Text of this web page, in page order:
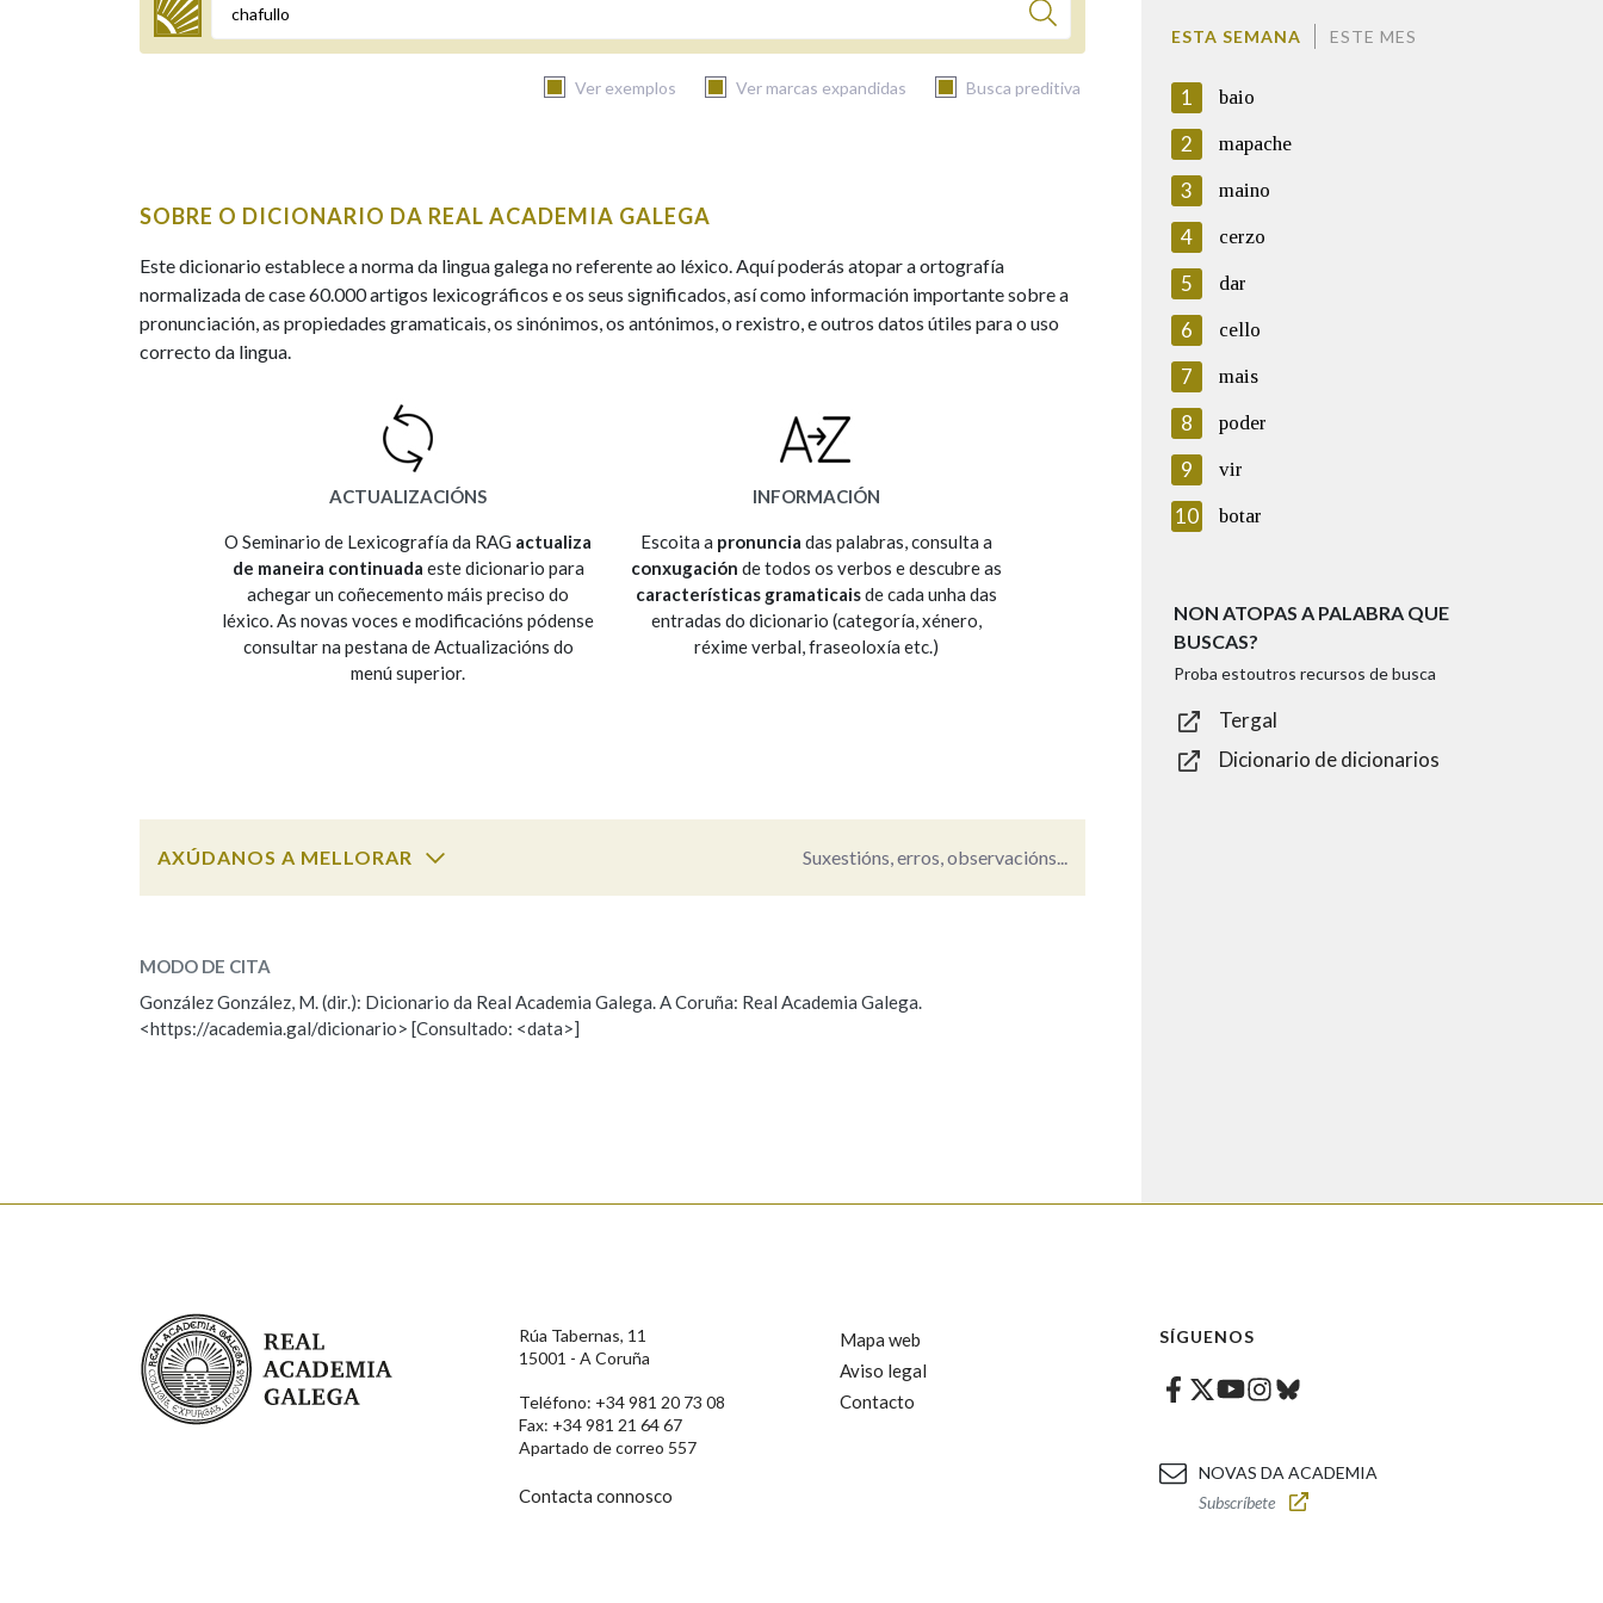
Termo a buscar
Ver exemplos Ver marcas expandidas Busca preditiva
Remata por Nos exemplos
OUTRAS OPCIÓNS DE BUSCA
Marcas gramaticais Pertence a
SOBRE O DICIONARIO DA REAL ACADEMIA GALEGA
Este dicionario establece a norma da lingua galega no referente ao léxico. Aquí poderás atopar a ortografía
normalizada de case 60.000 artigos lexicográficos e os seus significados, así como información importante sobre a
pronunciación, as propiedades gramaticais, os sinónimos, os antónimos, o rexistro, e outros datos útiles para o uso
correcto da lingua.
ACTUALIZACIÓNS
O Seminario de Lexicografía da RAG actualiza
de maneira continuada este dicionario para
achegar un coñecemento máis preciso do
léxico. As novas voces e modificacións pódense
consultar na pestana de Actualizacións do
menú superior.
INFORMACIÓN
Escoita a pronuncia das palabras, consulta a
conxugación de todos os verbos e descubre as
características gramaticaisde cada unha das
entradas do dicionario (categoría, xénero,
réxime verbal, fraseoloxía etc.)
AXÚDANOS A MELLORAR Suxestións, erros, observacións...
Observación
Nome Apelidos
En cumprimento da normativa vixente en materia de Protección de Datos de Carácter Persoal, a Real Academia Galega informa a
aqueles usuarios que faciliten o seu correo electrónico, así como calquera outra información de carácter persoal, que estes datos
usuarios poderán exercer o seu dereito de acceso, rectificación, oposición e cancelación dos seus datos poñéndose en contacto
MODO DE CITA
González González, M. (dir.): Dicionario da Real Academia Galega. A Coruña: Real Academia Galega.
<https://academia.gal/dicionario> [Consultado: <data>]
ESTA SEMANA ESTE MES
1 baio
2 mapache
3 maino
4 cerzo
5 dar
6 cello
7 mais
8 poder
9 vir
10 botar
NON ATOPAS A PALABRA QUE
BUSCAS?
Proba estoutros recursos de busca
Tergal
Dicionario de dicionarios
Real Academia Galega
Rúa Tabernas, 11
15001 - A Coruña
Teléfono: +34 981 20 73 08
Fax: +34 981 21 64 67
Apartado de correo 557
Contacta connosco
Mapa web
Aviso legal
Contacto
SÍGUENOS
Facebook
Twitter
Youtube
Instagram
Bluesky
NOVAS DA ACADEMIA
Subscríbete